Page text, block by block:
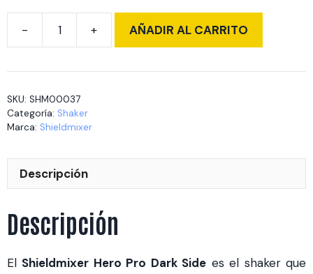
Shieldmixer
Pro
AÑADIR AL CARRITO
SKU: SHM00037
Categoría: Shaker
Marca: Shieldmixer
Descripción
Descripción
El Shieldmixer Hero Pro Dark Side es el shaker que